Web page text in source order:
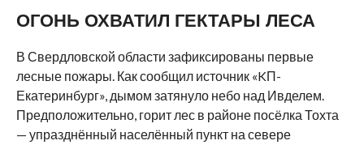
ОГОНЬ ОХВАТИЛ ГЕКТАРЫ ЛЕСА
В Свердловской области зафиксированы первые
лесные пожары. Как сообщил источник «KП-
Екатеринбург», дымом затянуло небо над Ивделем.
Предположительно, горит лес в районе посёлка Тохта
— упразднённый населённый пункт на севере